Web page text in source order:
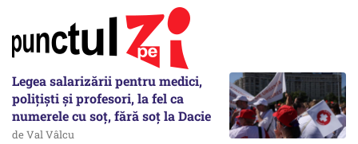
Legea salarizării pentru medici,
polițiști și profesori, la fel ca
numerele cu soț, fără soț la Dacie
de Val Vâlcu